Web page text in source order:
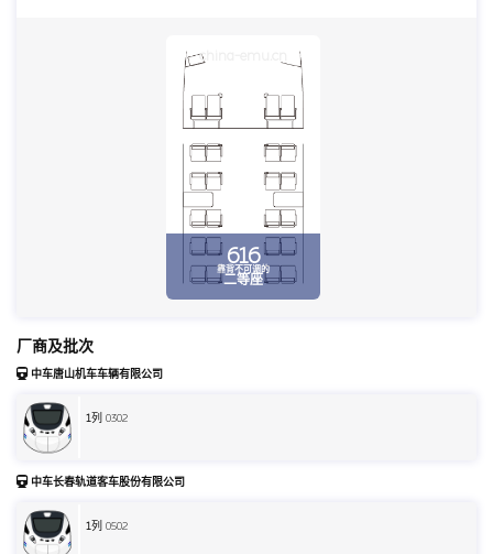
616
靠背不可调的
二等座
china-emu.cn
厂商及批次
中车唐山机车车辆有限公司
1列 0302
中车长春轨道客车股份有限公司
1列 0502